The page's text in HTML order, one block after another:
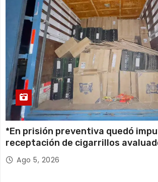
*En prisión preventiva quedó
receptación de cigarrillos
millones*
Ago 5, 2026